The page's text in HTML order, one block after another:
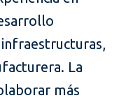
La
más